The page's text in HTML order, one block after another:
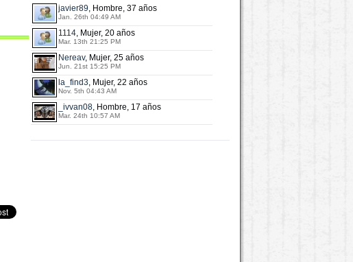
javier89, Hombre, 37 años
Jan. 26th 04:49 AM
1114, Mujer, 20 años
Mar. 13th 21:25 PM
Nereav, Mujer, 25 años
Jun. 21st 15:25 PM
la_find3, Mujer, 22 años
Nov. 5th 04:43 AM
_ivvan08, Hombre, 17 años
Mar. 24th 10:57 AM